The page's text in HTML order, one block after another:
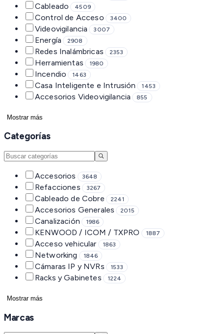
Cableado 4509
Control de Acceso 3400
Videovigilancia 3007
Energía 2908
Redes Inalámbricas 2353
Herramientas 1980
Incendio 1463
Casa Inteligente e Intrusión 1453
Accesorios Videovigilancia 855
Mostrar más
Categorías
Accesorios 3648
Refacciones 3267
Cableado de Cobre 2241
Accesorios Generales 2015
Canalización 1986
KENWOOD / ICOM / TXPRO 1887
Acceso vehicular 1863
Networking 1846
Cámaras IP y NVRs 1533
Racks y Gabinetes 1224
Mostrar más
Marcas